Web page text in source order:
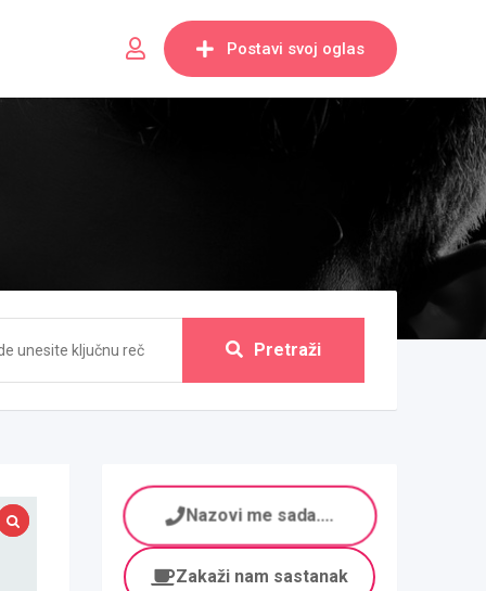
Postavi svoj oglas
Pretraži
Nazovi me sada....
Zakaži nam sastanak